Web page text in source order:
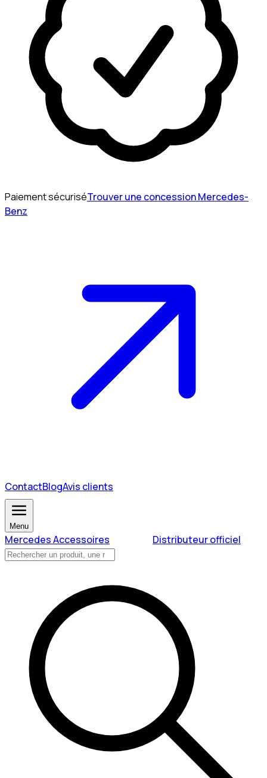
Paiement sécuriséTrouver une concession Mercedes-
Benz
ContactBlogAvis clients
Menu
Mercedes Accessoires Distributeur officiel